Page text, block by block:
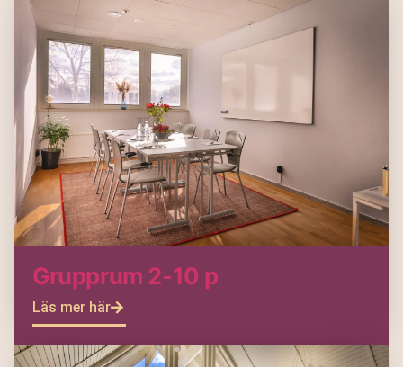
Grupprum 2-10 p
Läs mer här